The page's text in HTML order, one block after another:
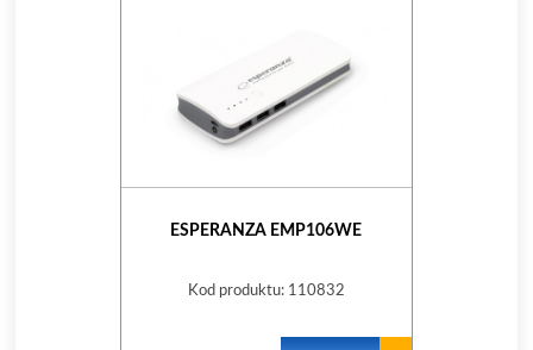
ESPERANZA EMP106WE
Kod produktu: 110832